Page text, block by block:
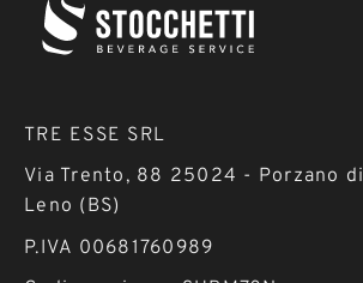
TRE ESSE SRL
Via Trento, 88 25024 - Porzano di
Leno (BS)
P.IVA 00681760989